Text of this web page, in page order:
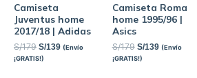
Camiseta
Juventus home
2017/18 | Adidas
S/179 S/139 (Envío
¡GRATIS!)
Camiseta Roma
home 1995/96 |
Asics
S/179 S/139 (Envío
¡GRATIS!)